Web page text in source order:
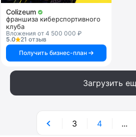
Colizeum
франшиза киберспортивного
клуба
Вложения от 4 500 000 ₽
5.0
21 отзыв
Получить бизнес-план
Загрузить
3 4 ...